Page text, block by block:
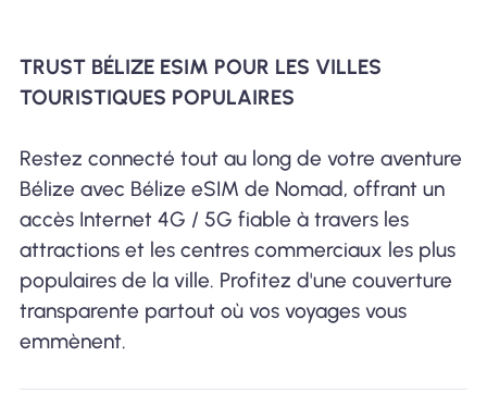
TRUST BÉLIZE ESIM POUR LES VILLES
TOURISTIQUES POPULAIRES
Restez connecté tout au long de votre aventure
Bélize avec Bélize eSIM de Nomad, offrant un
accès Internet 4G / 5G fiable à travers les
attractions et les centres commerciaux les plus
populaires de la ville. Profitez d'une couverture
transparente partout où vos voyages vous
emmènent.